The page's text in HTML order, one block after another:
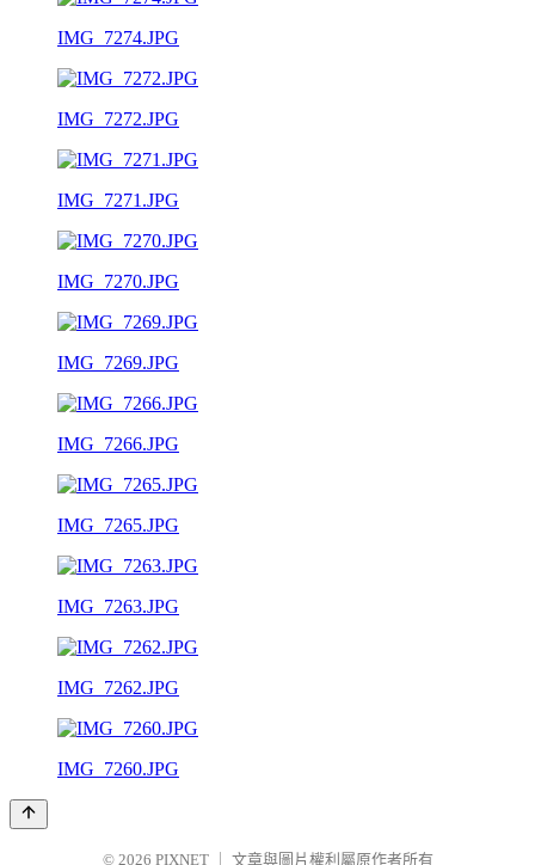
IMG_7274.JPG
IMG_7272.JPG
IMG_7271.JPG
IMG_7270.JPG
IMG_7269.JPG
IMG_7266.JPG
IMG_7265.JPG
IMG_7263.JPG
IMG_7262.JPG
IMG_7260.JPG
© 2026 PIXNET 文章與圖片權利屬原作者所有